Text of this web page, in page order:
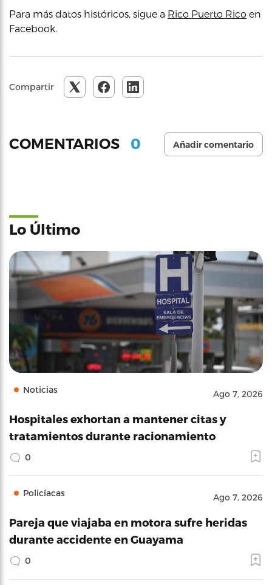
Para más datos históricos, sigue a Rico Puerto Rico en
Facebook.
Compartir
COMENTARIOS 0 Añadir comentario
Lo Último
Noticias Ago 7, 2026
Hospitales exhortan a mantener citas y
tratamientos durante racionamiento
0
Policíacas Ago 7, 2026
Pareja que viajaba en motora sufre heridas
durante accidente en Guayama
0